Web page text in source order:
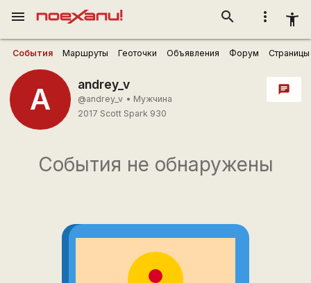
more_vert accessibility_new
search
menu
События Маршруты Геоточки Объявления Форум Страницы
A andrey_v
@andrey_v • Мужчина
2017 Scott Spark 930
chat
События не обнаружены